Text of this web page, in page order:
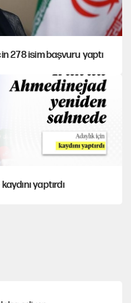
278 isim başvuru yaptı
yaptırdı